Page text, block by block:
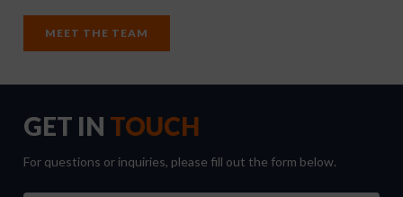
MEET THE TEAM
GET IN TOUCH
For questions or inquiries, please fill out the form below.